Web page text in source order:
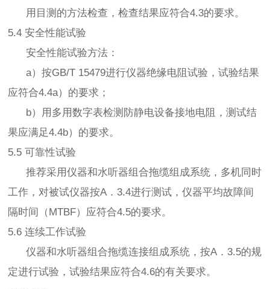
用目测的方法检查，检查结果应符合4.3的要求。
5.4 安全性能试验
安全性能试验方法：
a）按GB/T 15479进行仪器绝缘电阻试验，试验结果
应符合4.4a）的要求；
b）用多用数字表检测防静电设备接地电阻，测试结
果应满足4.4b）的要求。
5.5 可靠性试验
推荐采用仪器和水听器组合拖缆组成系统，多机同时
工作，对被试仪器按A．3.4进行测试，仪器平均故障间
隔时间（MTBF）应符合4.5的要求。
5.6 连续工作试验
仪器和水听器组合拖缆连接组成系统，按A．3.5的规
定进行试验，试验结果应符合4.6的有关要求。